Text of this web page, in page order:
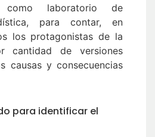
como laboratorio de
para contar, en
los protagonistas de la
cantidad de versiones
causas y consecuencias
para identificar el